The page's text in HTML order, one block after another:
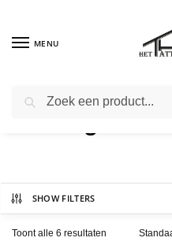
MENU
SHOW FILTERS
Toont alle 6 resultaten